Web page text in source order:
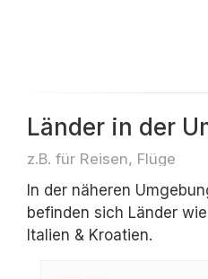
Länder in der
z.B. für Reisen, Flüge
In der näheren
befinden sich Länder
Italien & Kroatien.